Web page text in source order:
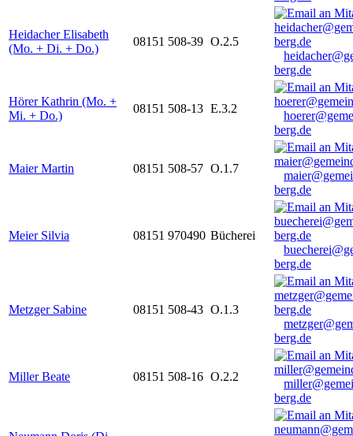
Heidacher Elisabeth
(Mo. + Di. + Do.)
08151 508-39 O.2.5
berg.de
Hörer Kathrin (Mo. +
Mi. + Do.)
08151 508-13 E.3.2
berg.de
Maier Martin 08151 508-57 O.1.7
berg.de
Meier Silvia 08151 970490 Bücherei
berg.de
Metzger Sabine 08151 508-43 O.1.3
berg.de
Miller Beate 08151 508-16 O.2.2
berg.de